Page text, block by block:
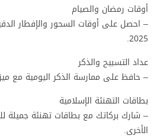
أوقات رمضان والصيام
– احصل على أوقات السحور والإفطار
2025.
عداد التسبيح والذكر
– حافظ على ممارسة الذكر اليومية مع
بطاقات التهنئة الإسلامية
– شارك بركاتك مع بطاقات تهنئة جميلة
الأخرى.